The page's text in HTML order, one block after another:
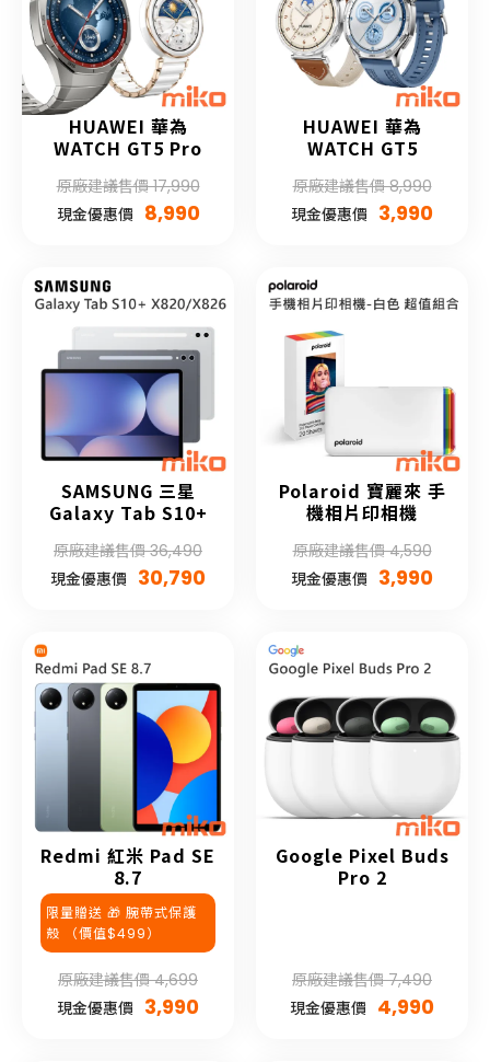
HUAWEI 華為
WATCH GT5 Pro
原廠建議售價 17,990
現金優惠價 8,990
HUAWEI 華為
WATCH GT5
原廠建議售價 8,990
現金優惠價 3,990
SAMSUNG 三星
Galaxy Tab S10+
原廠建議售價 36,490
現金優惠價 30,790
Polaroid 寶麗來 手
機相片印相機
原廠建議售價 4,590
現金優惠價 3,990
Redmi 紅米 Pad SE
8.7
限量贈送 🎁 腕帶式保護
殼 （價值$499）
原廠建議售價 4,699
現金優惠價 3,990
Google Pixel Buds
Pro 2
原廠建議售價 7,490
現金優惠價 4,990